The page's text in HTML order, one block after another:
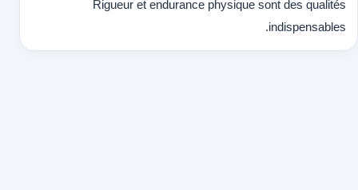
Rigueur et endurance physique sont des qualités
indispensables.